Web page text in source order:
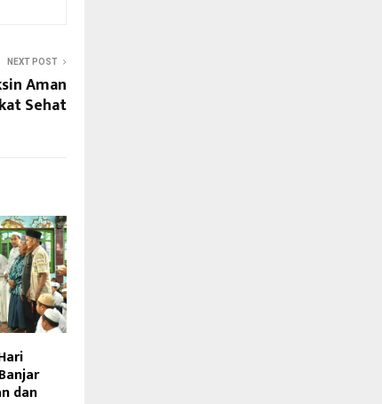
NEXT POST
Aman
Sehat
dan